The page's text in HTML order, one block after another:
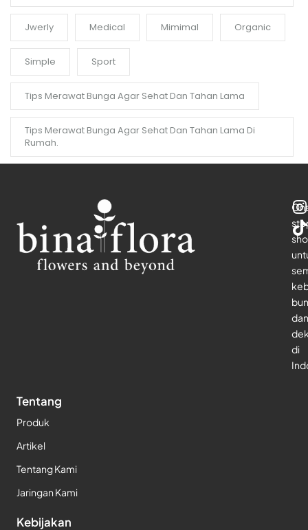
Jwerly Medical Mimimal Organic
Simple Sport
Tips Merawat Bunga Agar Sehat Dan Tahan Lama
Tips Merawat Bunga Agar Sehat Dan Tahan Lama Di
Rumah.
dan
di
Tentang
Produk
Artikel
Tentang Kami
Jaringan Kami
Kebijakan